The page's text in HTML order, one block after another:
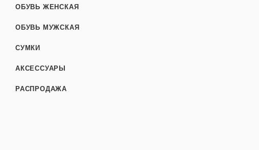
ОБУВЬ ЖЕНСКАЯ
ОБУВЬ МУЖСКАЯ
СУМКИ
АКСЕССУАРЫ
РАСПРОДАЖА